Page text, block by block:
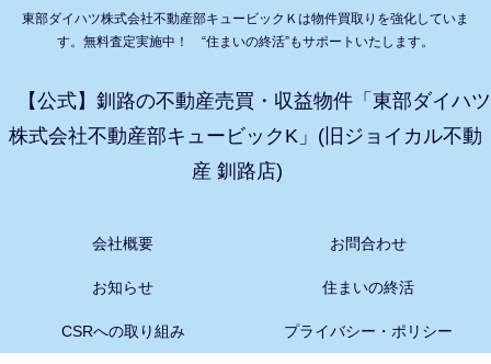
東部ダイハツ株式会社不動産部キュービックＫは物件買取りを強化していま
す。無料査定実施中！ “住まいの終活”もサポートいたします。
【公式】釧路の不動産売買・収益物件「東部ダイハツ
株式会社不動産部キュービックK」(旧ジョイカル不動
産 釧路店)
会社概要 お問合わせ
お知らせ 住まいの終活
CSRへの取り組み プライバシー・ポリシー